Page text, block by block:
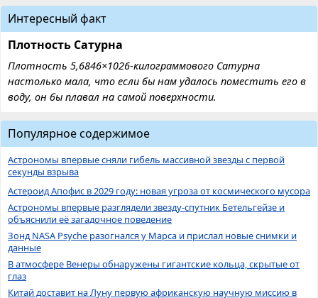
Интересный факт
Плотность Сатурна
Плотность 5,6846×1026-килограммового Сатурна
настолько мала, что если бы нам удалось поместить его в
воду, он бы плавал на самой поверхности.
Популярное содержимое
Астрономы впервые сняли гибель массивной звезды с первой
секунды взрыва
Астероид Апофис в 2029 году: новая угроза от космического мусора
Астрономы впервые разглядели звезду-спутник Бетельгейзе и
объяснили её загадочное поведение
Зонд NASA Psyche разогнался у Марса и прислал новые снимки и
данные
В атмосфере Венеры обнаружены гигантские кольца, скрытые от
глаз
Китай доставит на Луну первую африканскую научную миссию в